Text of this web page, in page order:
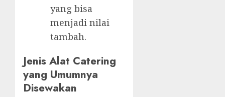
yang bisa
menjadi nilai
tambah.
Jenis Alat Catering
yang Umumnya
Disewakan